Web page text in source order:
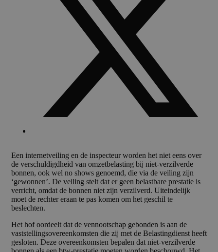
Een internetveiling en de inspecteur worden het niet eens over
de verschuldigdheid van omzetbelasting bij niet-verzilverde
bonnen, ook wel no shows genoemd, die via de veiling zijn
‘gewonnen’. De veiling stelt dat er geen belastbare prestatie is
verricht, omdat de bonnen niet zijn verzilverd. Uiteindelijk
moet de rechter eraan te pas komen om het geschil te
beslechten.
Het hof oordeelt dat de vennootschap gebonden is aan de
vaststellingsovereenkomsten die zij met de Belastingdienst heeft
gesloten. Deze overeenkomsten bepalen dat niet-verzilverde